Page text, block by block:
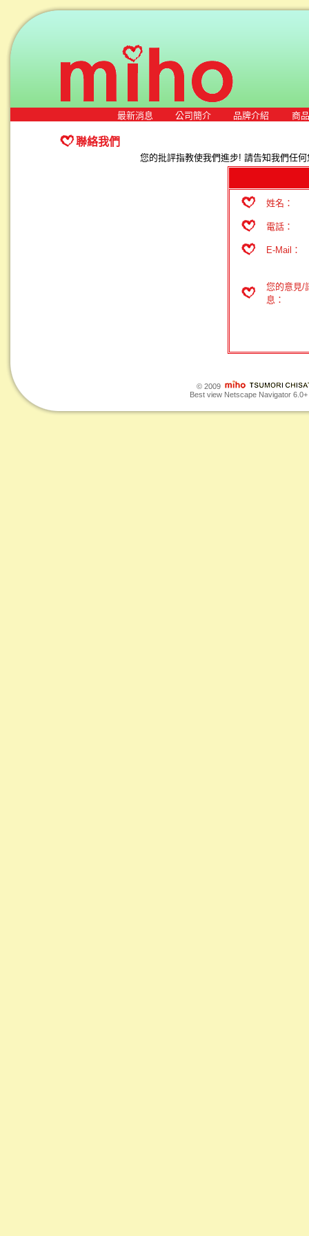
最新消息 公司簡介 品牌介紹 商
聯絡我們
您的批評指教使我們進步! 請告知我們任
姓名：
電話：
E-Mail：
您的意見/
息：
© 2009
Best view Netscape Navigator